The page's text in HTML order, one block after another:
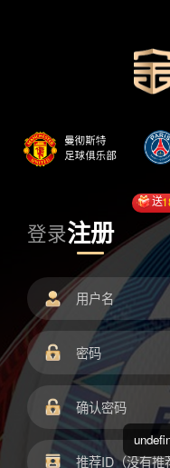
登录注册
送